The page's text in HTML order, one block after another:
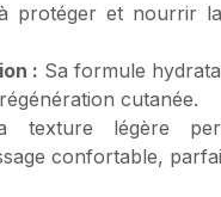
protéger et nourrir
: Sa formule
cutanée.
texture légère
confortable,